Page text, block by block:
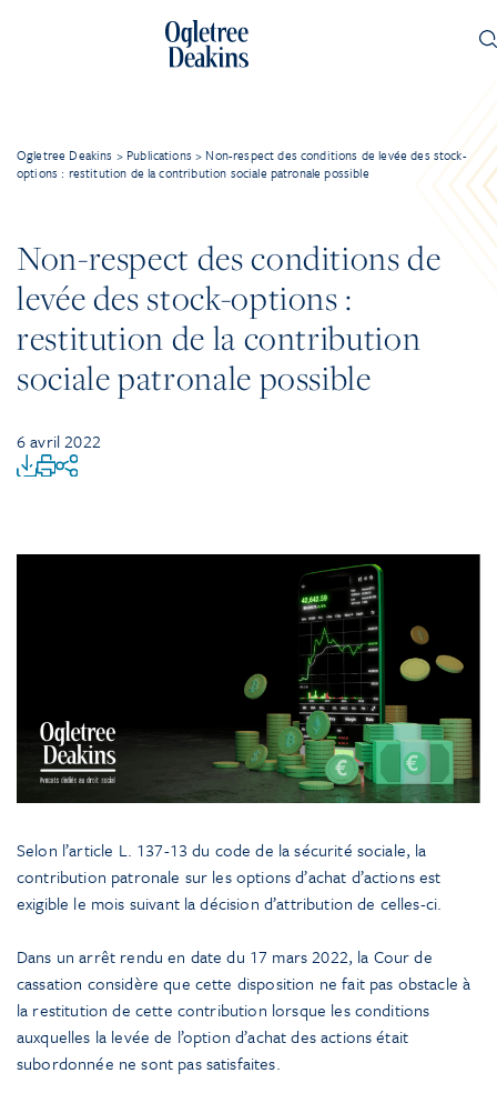
Ogletree Deakins > Publications > Non-respect des conditions de levée des stock-
options : restitution de la contribution sociale patronale possible
Non-respect des conditions de
levée des stock-options :
restitution de la contribution
sociale patronale possible
6 avril 2022
Selon l’article L. 137-13 du code de la sécurité sociale, la
contribution patronale sur les options d’achat d’actions est
exigible le mois suivant la décision d’attribution de celles-ci.
Dans un arrêt rendu en date du 17 mars 2022, la Cour de
cassation considère que cette disposition ne fait pas obstacle à
la restitution de cette contribution lorsque les conditions
auxquelles la levée de l’option d’achat des actions était
subordonnée ne sont pas satisfaites.